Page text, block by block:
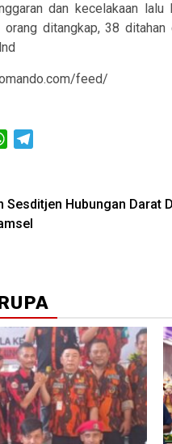
dan kecelakaan
ditangkap, 38 ditahan
feed/
WhatsApp
Sesditjen Hubungan Darat